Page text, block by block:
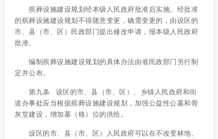
殡葬设施建设规划经本级人民政府批准后实施。经批准
的殡葬设施建设规划不得随意变更，确需变更的，由设区的
市、县（市、区）民政部门提出修改申请，报本级人民政府
批准。
编制殡葬设施建设规划的具体办法由省民政部门另行制
定并公布。
第九条 设区的市、县（市、区）、乡镇人民政府和街
道办事处应当根据殡葬设施建设规划，加强公益性公墓和骨
灰堂建设，增加墓（格）位的供给。
设区的市、县（市、区）人民政府可以在不改变林地、